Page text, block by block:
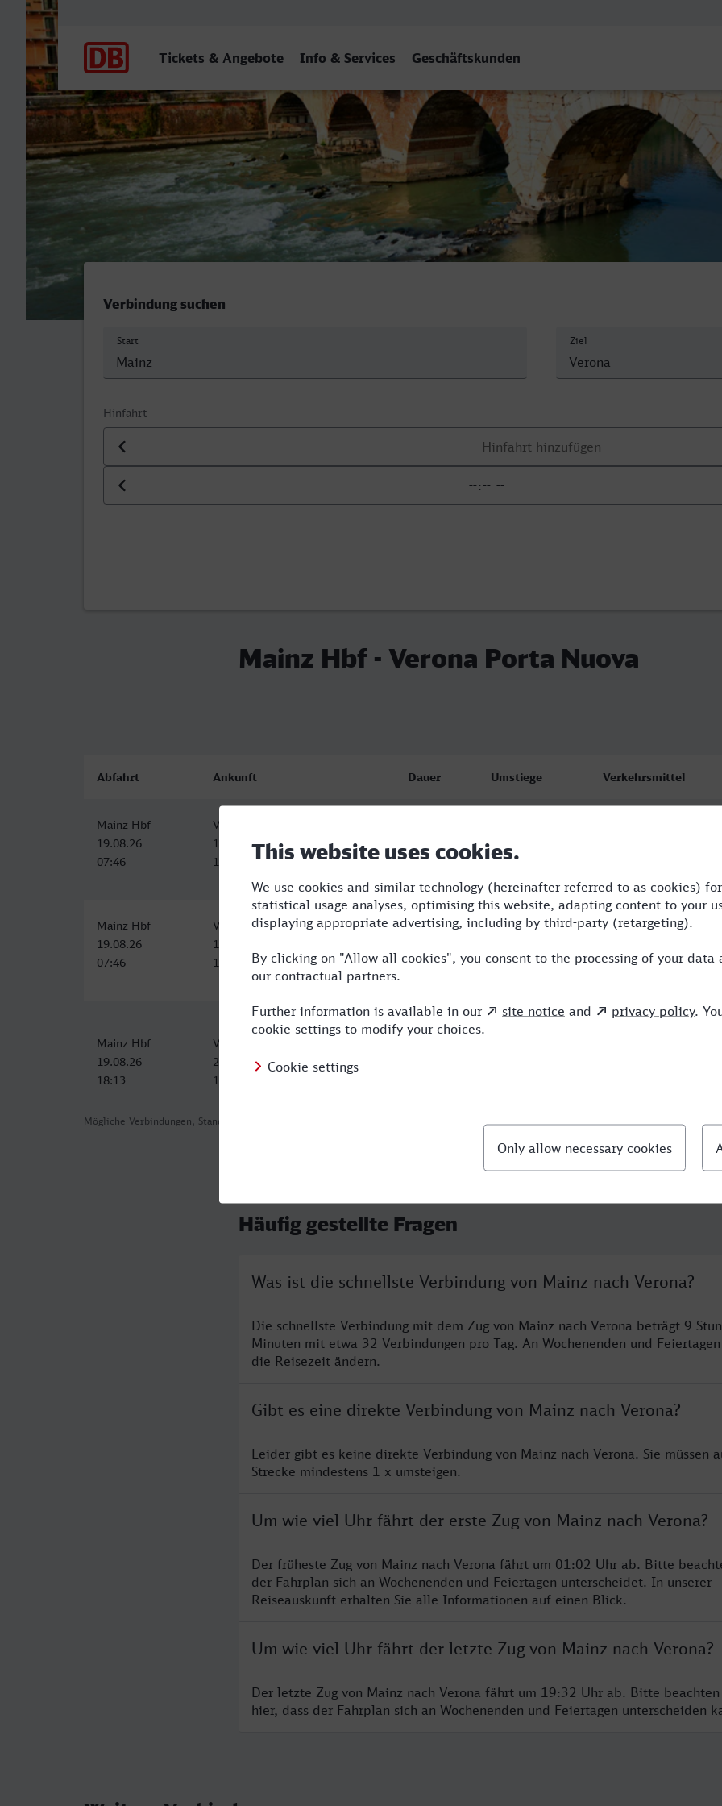
Tickets & Angebote Info & Services Geschäftskunden
Mainz Hbf - Verona Porta Nuova
Verbindung suchen
Start Ziel
Hinfahrt
Datum der Hinfahrt
Uhrzeit der Hinfahrt
Mainz Hbf - Verona Porta Nuova
Mögliche Verbindungen, Stand: 2026-08-05 02:03
Abfahrt Ankunft Dauer Umstiege Verkehrsmittel
Mainz Hbf
19.08.26
07:46
Verona Porta Nuova
19.08.26
16:58
Mainz Hbf
19.08.26
07:46
Verona Porta Nuova
19.08.26
16:58
9:12 2 RJ,ICE
Mainz Hbf
19.08.26
18:13
Verona Porta Nuova
20.08.26
10:28
Häufig gestellte Fragen
Was ist die schnellste Verbindung von Mainz nach Verona?
Die schnellste Verbindung mit dem Zug von Mainz nach Verona beträgt 9
Minuten mit etwa 32 Verbindungen pro Tag. An Wochenenden und
die Reisezeit ändern.
Gibt es eine direkte Verbindung von Mainz nach Verona?
Leider gibt es keine direkte Verbindung von Mainz nach Verona. Sie müssen
Strecke mindestens 1 x umsteigen.
Um wie viel Uhr fährt der erste Zug von Mainz nach Verona?
Der früheste Zug von Mainz nach Verona fährt um 01:02 Uhr ab. Bitte
der Fahrplan sich an Wochenenden und Feiertagen unterscheidet. In unserer
Reiseauskunft erhalten Sie alle Informationen auf einen Blick.
Um wie viel Uhr fährt der letzte Zug von Mainz nach Verona?
Der letzte Zug von Mainz nach Verona fährt um 19:32 Uhr ab. Bitte beachten
hier, dass der Fahrplan sich an Wochenenden und Feiertagen unterscheiden